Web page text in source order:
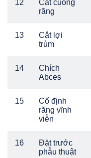
12
Cắt cuống
răng
13
Cắt lợi
trùm
14
Chích
Abces
15
Cố định
răng vĩnh
viễn
16
Đặt trước
phẫu thuật